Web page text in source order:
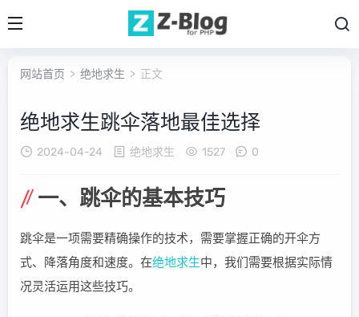
网站首页 > 绝地求生 > 正文
绝地求生跳伞落地最佳选择
2024-04-24 绝地求生 1527 0
一、跳伞的基本技巧
跳伞是一项需要精确操作的技术，需要掌握正确的开伞方
式、降落角度和速度。在绝地求生中，我们需要根据实际情
况灵活运用这些技巧。